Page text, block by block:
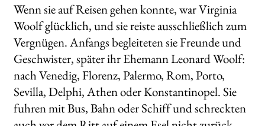
Wenn sie auf Reisen gehen konnte, war Virginia
Woolf glücklich, und sie reiste ausschließlich zum
Vergnügen. Anfangs begleiteten sie Freunde und
Geschwister, später ihr Ehemann Leonard Woolf:
nach Venedig, Florenz, Palermo, Rom, Porto,
Sevilla, Delphi, Athen oder Konstantinopel. Sie
fuhren mit Bus, Bahn oder Schiff und schreckten